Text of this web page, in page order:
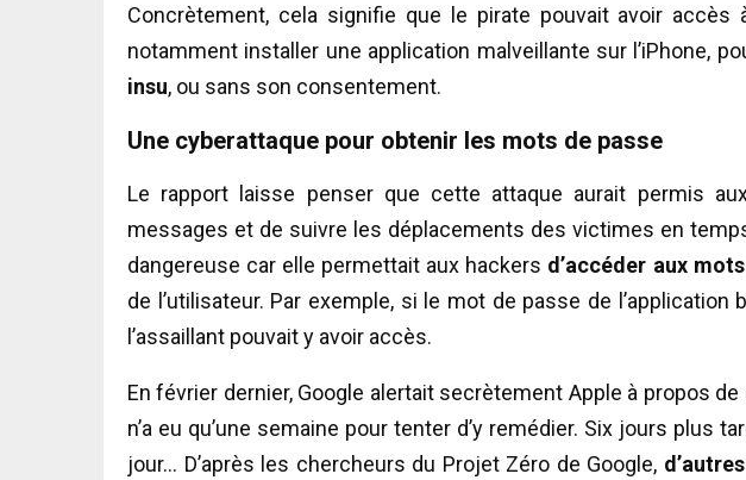
Concrètement, cela signifie que le pirate pouvait avoir accès
notamment installer une application malveillante sur l’iPhone,
insu, ou sans son consentement.
Une cyberattaque pour obtenir les mots de passe
Le rapport laisse penser que cette attaque aurait permis
messages et de suivre les déplacements des victimes en
dangereuse car elle permettait aux hackers d’accéder aux
de l’utilisateur. Par exemple, si le mot de passe de l’application
l’assaillant pouvait y avoir accès.
En février dernier, Google alertait secrètement Apple à propos
n’a eu qu’une semaine pour tenter d’y remédier. Six jours plus
jour… D’après les chercheurs du Projet Zéro de Google,